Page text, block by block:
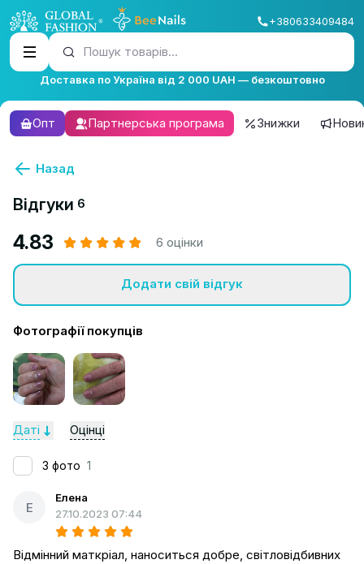
+380633409484
Пошук товарів...
Доставка по Україна від 2 000 UAH — безкоштовно
Опт Партнерська програма Знижки
Назад
Відгуки 6
4.83 6 оцінки
Додати свій відгук
Фотографії покупців
Даті Оцінці
З фото 1
Е
Елена
27.10.2023 07:44
Відмінний маткріал, наноситься добре, світловідбивних